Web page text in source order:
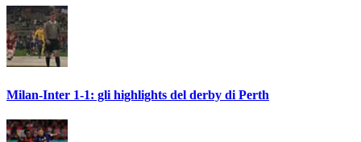
Milan-Inter 1-1: gli highlights del derby di Perth